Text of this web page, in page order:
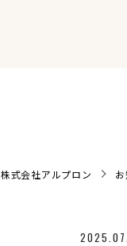
株式会社アルプロン